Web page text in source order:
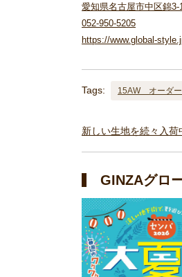
愛知県名古屋市中区錦
052-950-5205
https://www.global-
Tags: 15AW オーダ
新しい生地を続々入荷
GINZAグロ